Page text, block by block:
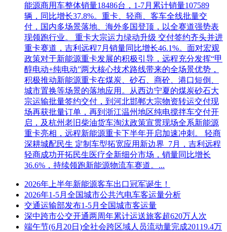
能源商用车整体销量18486台，1-7月累计销量107589
辆，同比增长37.8%。重卡、轻商、客车全线批量交
付，国内多场景落地、海外多国登顶，以全赛道强势表
现领跑行业。 重卡大宗运力绿动升级 交付签约齐头并进
重卡赛道，吉利远程7月销量同比增长46.1%。面对宏观
政策对于新能源重卡发展的积极引导，远程充分发挥“甲
醇电动+纯电动”两大核心技术路线带来的全场景优势，
积极推动新能源重卡在煤炭、砂石、商砼、港口短倒、
城市置换等场景的落地应用。从西边宁夏的煤炭砂石大
宗运输批量签约交付，到河北邯郸大宗物资转运交付现
场再获批量订单，再到浙江温州地区纯电搅拌车交付开
启，及杭州老旧柴油货车淘汰政策宣贯现场全系新能源
重卡亮相，远程新能源重卡下半年开启加速冲刺。 轻商
深耕城配民生 定制车型拓宽应用新边界 7月，吉利远程
轻商成功开拓民生医疗全新细分市场，销量同比增长
36.6%，持续领跑新能源物流车赛道。...
2026年上半年新能源客车出口冠军诞生！
2026年1-5月全国城市公共汽电车客运量分析
交通运输部发布1-5月全国城市客运量
深中跨市公交开通两周年累计运送旅客超620万人次
端午节(6月20日)全社会跨区域人员流动量完成20119.4万